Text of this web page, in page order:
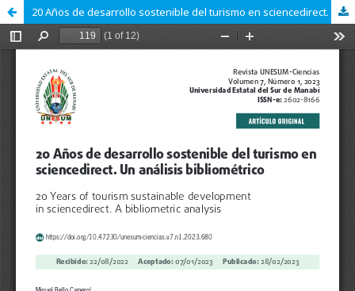
20 Años de desarrollo sostenible del turismo en sciencedirect. Un análisis bibliométrico